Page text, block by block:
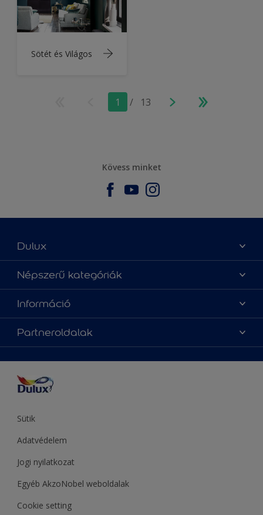
Sötét és Világos
1 / 13
Kövess minket
Dulux
Üzlet keresése
Oldaltérkép
Elérhetőségek
Népszerű kategóriák
Az év Dulux színe
Festési tanácsok
Inspiráció
Információ
Színpontosság
Hozzáférhetőség
Partneroldalak
Hammerite
Sadolin
Sütik
Adatvédelem
Jogi nyilatkozat
Egyéb AkzoNobel weboldalak
Cookie setting